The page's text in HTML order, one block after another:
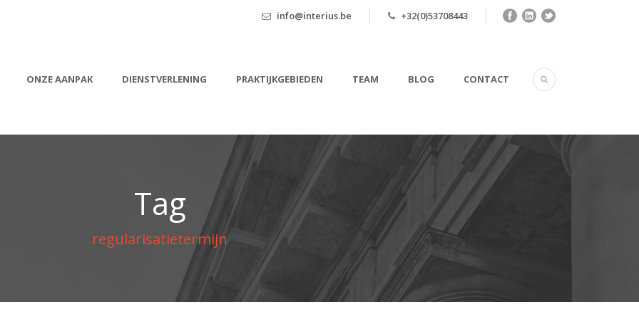
info@interius.be +32(0)53708443
ONZE AANPAK DIENSTVERLENING PRAKTIJKGEBIEDEN TEAM BLOG CONTACT
Tag
regularisatietermijn